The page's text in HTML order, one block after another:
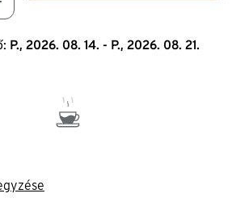
P., 2026. 08. 14. - P., 2026. 08. 21.